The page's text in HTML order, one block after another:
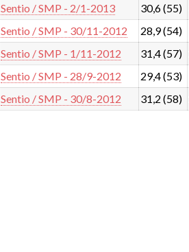
Sentio / SMP - 2/1-2013
30,6 (55)
Sentio / SMP - 30/11-2012
28,9 (54)
Sentio / SMP - 1/11-2012
31,4 (57)
Sentio / SMP - 28/9-2012
29,4 (53)
Sentio / SMP - 30/8-2012
31,2 (58)